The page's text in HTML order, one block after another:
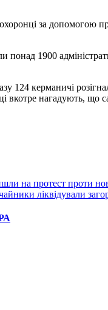
за допомогою
понад 1900
124 керманичі
вкотре нагадують, що
на протест проти
ліквідували